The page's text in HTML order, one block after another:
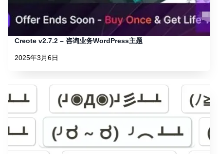
Creote v2.7.2 – 咨询业务WordPress主题
2025年3月6日